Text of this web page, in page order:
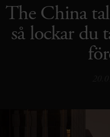
The China
så lockar du